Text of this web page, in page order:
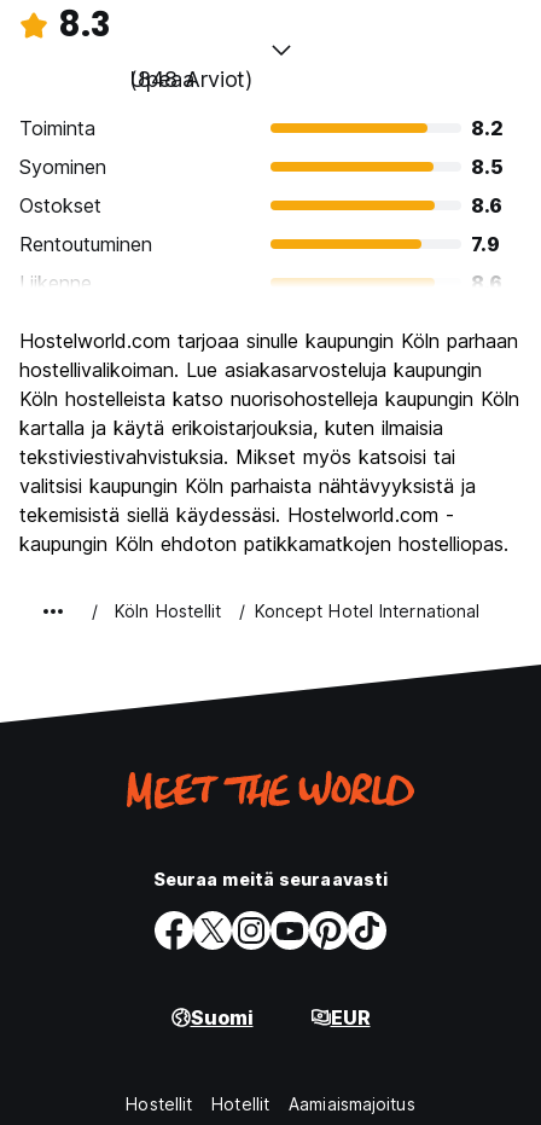
8.3
Upeaa
(848 Arviot)
Toiminta
8.2
Syominen
8.5
Ostokset
8.6
Rentoutuminen
7.9
Liikenne
8.6
Kulttuuri
8.5
Yöelämä
8.2
Rahanarvoinen
Hostelworld.com tarjoaa sinulle kaupungin Köln parhaan
hostellivalikoiman. Lue asiakasarvosteluja kaupungin
Köln hostelleista katso nuorisohostelleja kaupungin Köln
kartalla ja käytä erikoistarjouksia, kuten ilmaisia
tekstiviestivahvistuksia. Mikset myös katsoisi tai
valitsisi kaupungin Köln parhaista nähtävyyksistä ja
tekemisistä siellä käydessäsi. Hostelworld.com -
kaupungin Köln ehdoton patikkamatkojen hostelliopas.
Köln Hostellit Koncept Hotel International
Seuraa meitä seuraavasti
Suomi EUR
Hostellit Hotellit Aamiaismajoitus